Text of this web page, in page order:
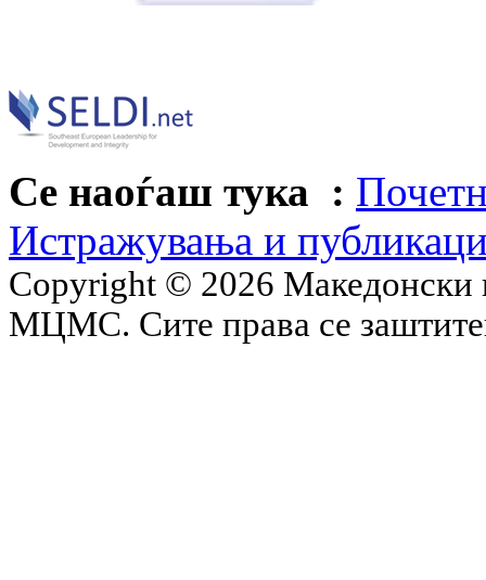
Се наоѓаш тука :
Истражувања и
Copyright © 2026 Македонски
МЦМС. Сите права се